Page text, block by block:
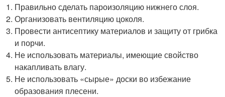
Правильно сделать пароизоляцию нижнего слоя.
Организовать вентиляцию цоколя.
Провести антисептику материалов и защиту от грибка
и порчи.
Не использовать материалы, имеющие свойство
накапливать влагу.
Не использовать «сырые» доски во избежание
образования плесени.